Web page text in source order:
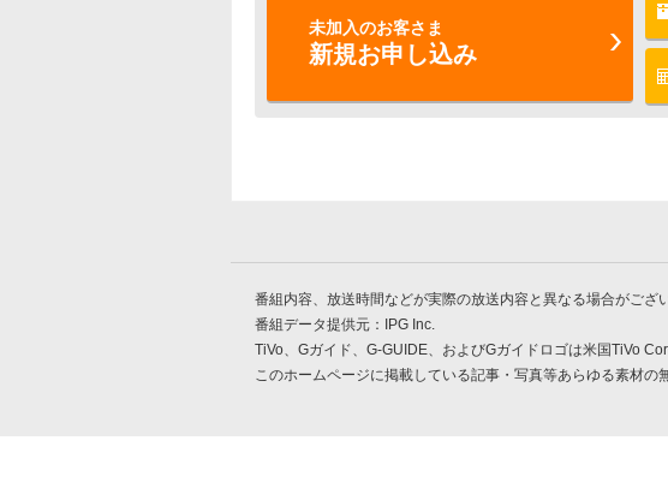
未加入のお客さま
新規お申し込み
番組内容、放送時間などが実際の放送内容と異なる場合がござ
番組データ提供元：IPG Inc.
TiVo、Gガイド、G-GUIDE、およびGガイドロゴは米国TiVo
このホームページに掲載している記事・写真等あらゆる素材の